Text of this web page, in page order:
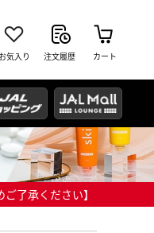
お気入り 注文履歴 カート
了承ください】